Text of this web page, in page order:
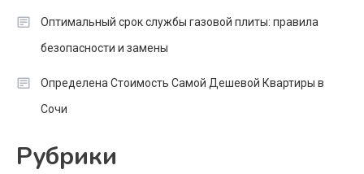
Оптимальный срок службы газовой плиты: правила
безопасности и замены
Определена Стоимость Самой Дешевой Квартиры в
Сочи
Рубрики